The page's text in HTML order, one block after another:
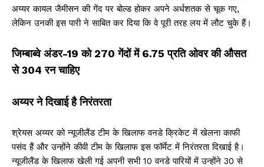
अय्यर कायल जैमीसन की गेंद पर बोल्ड होकर अपने अर्धशतक से चूक गए,
लेकिन उनकी इस पारी ने साबित कर दिया कि वे पूरी तरह लय में लौट चुके हैं।
जिम्बाब्वे अंडर-19 को 270 गेंदों में 6.75 प्रति ओवर की औसत
से 304 रन चाहिए
अय्यर ने दिखाई है निरंतरता
श्रेयस अय्यर को न्यूजीलैंड टीम के खिलाफ वनडे क्रिकेट में खेलना काफी
पसंद हैं और उन्होंने कीवी टीम के खिलाफ इस फॉर्मेट में निरंतरता दिखाई है।
न्यूजीलैंड के खिलाफ खेली गई अपनी सभी 10 वनडे पारियों में उन्होंने 30 से